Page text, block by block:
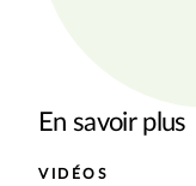
En savoir plus
VIDÉOS